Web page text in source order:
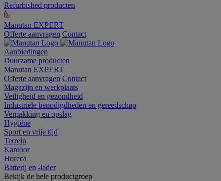
Refurbished producten
Manutan EXPERT
Offerte aanvragen Contact
Aanbiedingen
Duurzame producten
Manutan EXPERT
Offerte aanvragen Contact
Magazijn en werkplaats
Veiligheid en gezondheid
Industriële benodigdheden en gereedschap
Verpakking en opslag
Hygiëne
Sport en vrije tijd
Terrein
Kantoor
Horeca
Batterij en -lader
Bekijk de hele productgroep